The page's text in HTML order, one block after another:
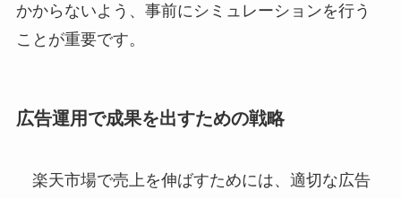
かからないよう、事前にシミュレーションを行う
ことが重要です。
広告運用で成果を出すための戦略
楽天市場で売上を伸ばすためには、適切な広告